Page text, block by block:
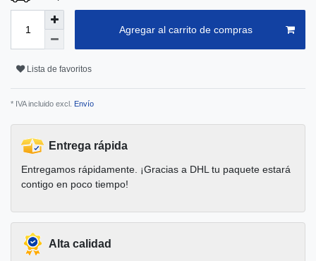
Agregar al carrito de compras
Lista de favoritos
* IVA incluido excl. Envío
Entrega rápida
Entregamos rápidamente. ¡Gracias a DHL tu paquete estará
contigo en poco tiempo!
Alta calidad